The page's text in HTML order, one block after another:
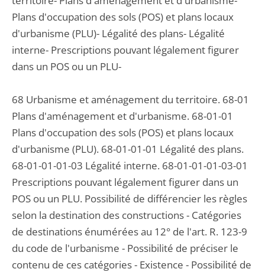
Plans d'occupation des sols (POS) et plans locaux
d'urbanisme (PLU)- Légalité des plans- Légalité
interne- Prescriptions pouvant légalement figurer
dans un POS ou un PLU-
68 Urbanisme et aménagement du territoire. 68-01
Plans d'aménagement et d'urbanisme. 68-01-01
Plans d'occupation des sols (POS) et plans locaux
d'urbanisme (PLU). 68-01-01-01 Légalité des plans.
68-01-01-01-03 Légalité interne. 68-01-01-01-03-01
Prescriptions pouvant légalement figurer dans un
POS ou un PLU. Possibilité de différencier les règles
selon la destination des constructions - Catégories
de destinations énumérées au 12° de l'art. R. 123-9
du code de l'urbanisme - Possibilité de préciser le
contenu de ces catégories - Existence - Possibilité de